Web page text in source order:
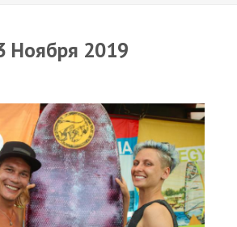
RRD Russian Cup
Новости
Медиа
Фото
Видео
Ноября 2019